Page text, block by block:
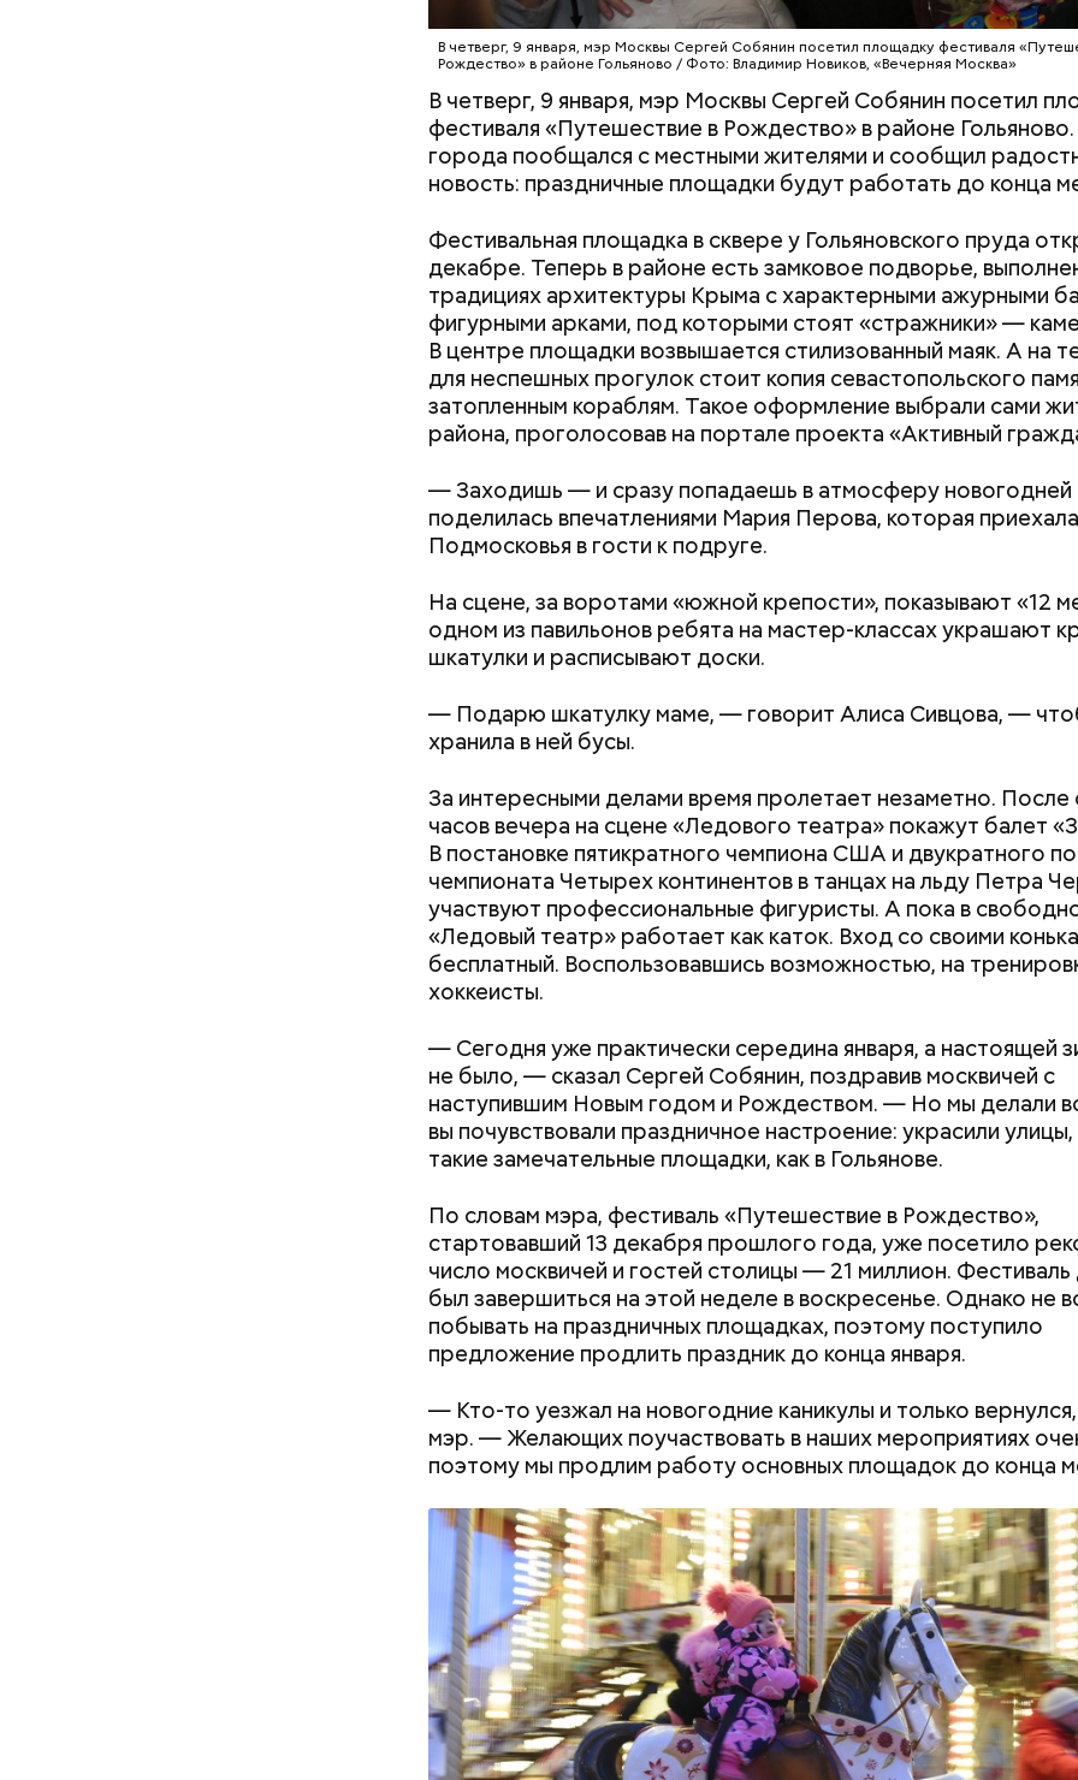
В четверг, 9 января, мэр Москвы Сергей Собянин посетил площадку фестиваля
Рождество» в районе Гольяново / Фото: Владимир Новиков, «Вечерняя Москва»
В четверг, 9 января, мэр Москвы Сергей Собянин посетил
фестиваля «Путешествие в Рождество» в районе Гольяново.
города пообщался с местными жителями и сообщил
новость: праздничные площадки будут работать до конца
Фестивальная площадка в сквере у Гольяновского пруда
декабре. Теперь в районе есть замковое подворье,
традициях архитектуры Крыма с характерными ажурными
фигурными арками, под которыми стоят «стражники» —
В центре площадки возвышается стилизованный маяк. А на
для неспешных прогулок стоит копия севастопольского
затопленным кораблям. Такое оформление выбрали сами
района, проголосовав на портале проекта «Активный
— Заходишь — и сразу попадаешь в атмосферу новогодней
поделилась впечатлениями Мария Перова, которая
Подмосковья в гости к подруге.
На сцене, за воротами «южной крепости», показывают «12
одном из павильонов ребята на мастер-классах украшают
шкатулки и расписывают доски.
— Подарю шкатулку маме, — говорит Алиса Сивцова, —
хранила в ней бусы.
За интересными делами время пролетает незаметно. После
часов вечера на сцене «Ледового театра» покажут балет
В постановке пятикратного чемпиона США и двукратного
чемпионата Четырех континентов в танцах на льду Петра
участвуют профессиональные фигуристы. А пока в
«Ледовый театр» работает как каток. Вход со своими
бесплатный. Воспользовавшись возможностью, на
хоккеисты.
— Сегодня уже практически середина января, а настоящей
не было, — сказал Сергей Собянин, поздравив москвичей с
наступившим Новым годом и Рождеством. — Но мы делали
вы почувствовали праздничное настроение: украсили
такие замечательные площадки, как в Гольянове.
По словам мэра, фестиваль «Путешествие в Рождество»,
стартовавший 13 декабря прошлого года, уже посетило
число москвичей и гостей столицы — 21 миллион.
был завершиться на этой неделе в воскресенье. Однако не
побывать на праздничных площадках, поэтому поступило
предложение продлить праздник до конца января.
— Кто-то уезжал на новогодние каникулы и только
мэр. — Желающих поучаствовать в наших мероприятиях
поэтому мы продлим работу основных площадок до конца
Дебошир и «гроза»
силовиков: кто такой Роберт
Гилман, которого просят
освободить США
Маникюр
украшу: тренды
Москве летом
Как поменять батареи дома и
не получить штраф
Как получить до
рублей от
трудной
претендовать и
документы